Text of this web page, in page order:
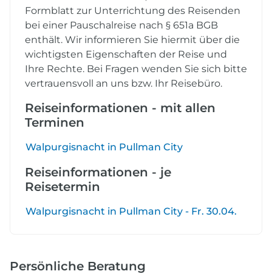
Formblatt zur Unterrichtung des Reisenden
bei einer Pauschalreise nach § 651a BGB
enthält. Wir informieren Sie hiermit über die
wichtigsten Eigenschaften der Reise und
Ihre Rechte. Bei Fragen wenden Sie sich bitte
vertrauensvoll an uns bzw. Ihr Reisebüro.
Reiseinformationen - mit allen
Terminen
Walpurgisnacht in Pullman City
Reiseinformationen - je
Reisetermin
Walpurgisnacht in Pullman City - Fr. 30.04.
Persönliche Beratung